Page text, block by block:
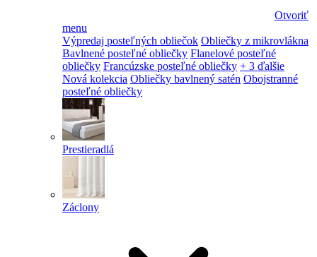
Otvoriť
menu
Výpredaj posteľných obliečok Obliečky z mikrovlákna
Bavlnené posteľné obliečky Flanelové posteľné
obliečky Francúzske posteľné obliečky + 3 ďalšie
Nová kolekcia Obliečky bavlnený satén Obojstranné
posteľné obliečky
Prestieradlá
Záclony